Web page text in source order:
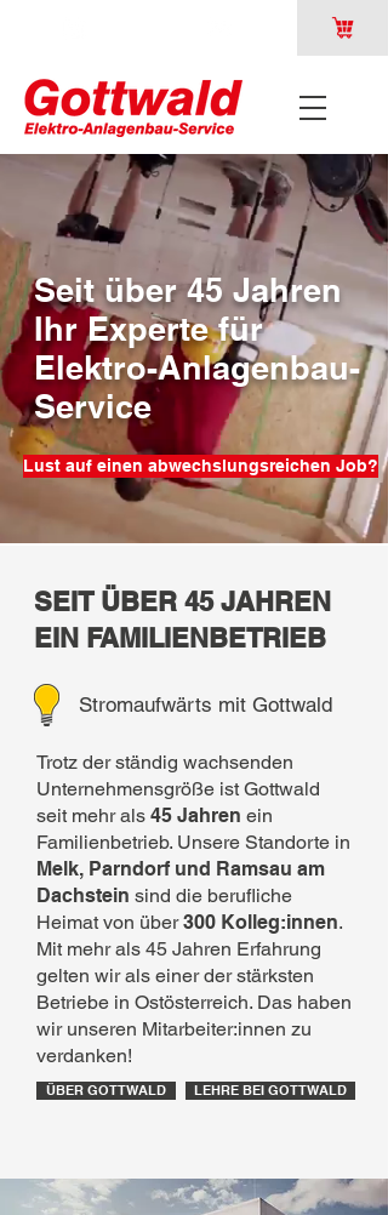
Seit über 45 Jahren
Ihr Experte für
Elektro-Anlagenbau-
Service
Lust auf einen abwechslungsreichen Job?
SEIT ÜBER 45 JAHREN
EIN FAMILIENBETRIEB
Stromaufwärts mit Gottwald
​Trotz der ständig wachsenden
Unternehmensgröße ist Gottwald
seit mehr als 45 Jahren ein
Familienbetrieb. Unsere Standorte in
Melk, Parndorf und Ramsau am
Dachstein sind die berufliche
Heimat von über300 Kolleg:innen.
Mit mehr als 45 Jahren Erfahrung
gelten wir als einer der stärksten
Betriebe in Ostösterreich. Das haben
wir unseren Mitarbeiter:innen zu
verdanken!
ÜBER GOTTWALD LEHRE BEI GOTTWALD